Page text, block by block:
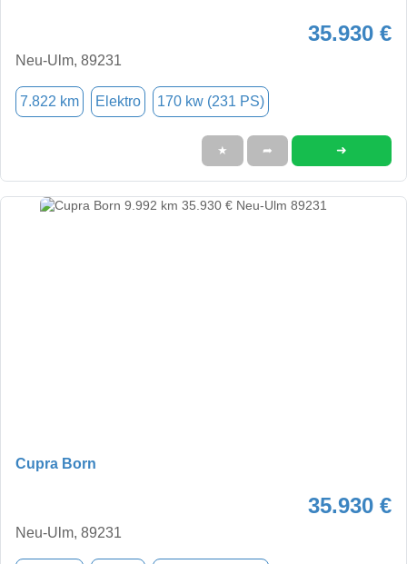
35.930 €
Neu-Ulm, 89231
7.822 km Elektro 170 kw (231 PS)
★ ➦ ➜
Cupra Born
35.930 €
Neu-Ulm, 89231